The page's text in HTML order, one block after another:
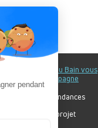
Au fil du Bain vous
accompagne
Nos tendances
Votre projet